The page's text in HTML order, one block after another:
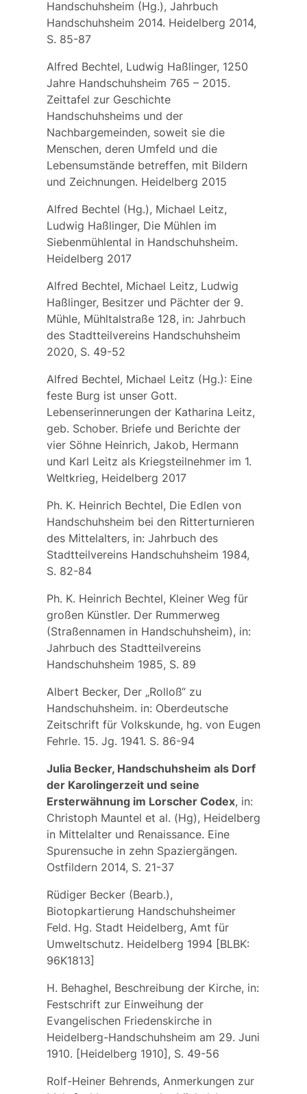
Handschuhsheim (Hg.), Jahrbuch
Handschuhsheim 2014. Heidelberg 2014,
S. 85-87
Alfred Bechtel, Ludwig Haßlinger, 1250
Jahre Handschuhsheim 765 – 2015.
Zeittafel zur Geschichte
Handschuhsheims und der
Nachbargemeinden, soweit sie die
Menschen, deren Umfeld und die
Lebensumstände betreffen, mit Bildern
und Zeichnungen. Heidelberg 2015
Alfred Bechtel (Hg.), Michael Leitz,
Ludwig Haßlinger, Die Mühlen im
Siebenmühlental in Handschuhsheim.
Heidelberg 2017
Alfred Bechtel, Michael Leitz, Ludwig
Haßlinger, Besitzer und Pächter der 9.
Mühle, Mühltalstraße 128, in: Jahrbuch
des Stadtteilvereins Handschuhsheim
2020, S. 49-52
Alfred Bechtel, Michael Leitz (Hg.): Eine
feste Burg ist unser Gott.
Lebenserinnerungen der Katharina Leitz,
geb. Schober. Briefe und Berichte der
vier Söhne Heinrich, Jakob, Hermann
und Karl Leitz als Kriegsteilnehmer im 1.
Weltkrieg, Heidelberg 2017
Ph. K. Heinrich Bechtel, Die Edlen von
Handschuhsheim bei den Ritterturnieren
des Mittelalters, in: Jahrbuch des
Stadtteilvereins Handschuhsheim 1984,
S. 82-84
Ph. K. Heinrich Bechtel, Kleiner Weg für
großen Künstler. Der Rummerweg
(Straßennamen in Handschuhsheim), in:
Jahrbuch des Stadtteilvereins
Handschuhsheim 1985, S. 89
Albert Becker, Der „Rolloß“ zu
Handschuhsheim. in: Oberdeutsche
Zeitschrift für Volkskunde, hg. von Eugen
Fehrle. 15. Jg. 1941. S. 86-94
Julia Becker, Handschuhsheim als Dorf
der Karolingerzeit und seine
Ersterwähnung im Lorscher Codex, in:
Christoph Mauntel et al. (Hg), Heidelberg
in Mittelalter und Renaissance. Eine
Spurensuche in zehn Spaziergängen.
Ostfildern 2014, S. 21-37
Rüdiger Becker (Bearb.),
Biotopkartierung Handschuhsheimer
Feld. Hg. Stadt Heidelberg, Amt für
Umweltschutz. Heidelberg 1994 [BLBK:
96K1813]
H. Behaghel, Beschreibung der Kirche, in:
Festschrift zur Einweihung der
Evangelischen Friedenskirche in
Heidelberg-Handschuhsheim am 29. Juni
1910. [Heidelberg 1910], S. 49-56
Rolf-Heiner Behrends, Anmerkungen zur